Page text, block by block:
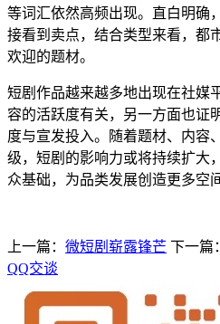
等词汇依然高频出现。直白明确
接看到卖点，结合类型来看，都
欢迎的题材。
短剧作品越来越多地出现在社媒
容的活跃度有关，另一方面也证
度与宣发投入。随着题材、内容
级，短剧的影响力或将持续扩大
众基础，为品类发展创造更多空间
上一篇： 微短剧崭露锋芒 下一篇：
QQ交谈